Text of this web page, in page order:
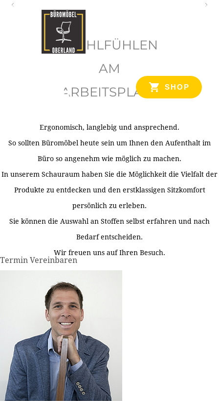
SHOP
WOHLFÜHLEN
AM
ARBEITSPLATZ
Ergonomisch, langlebig und ansprechend.
So sollten Büromöbel heute sein um Ihnen den Aufenthalt im
Büro so angenehm wie möglich zu machen.
In unserem Schauraum haben Sie die Möglichkeit die Vielfalt der
Produkte zu entdecken und den erstklassigen Sitzkomfort
persönlich zu erleben.
Sie können die Auswahl an Stoffen selbst erfahren und nach
Bedarf entscheiden.
Wir freuen uns auf Ihren Besuch.
Termin Vereinbaren